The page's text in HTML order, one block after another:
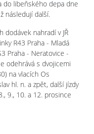
do libeňského depa dne
následují další.
nahradí v JŘ
R43 Praha - Mladá
Praha - Neratovice -
odehrává s dvojicemi
na vlacích Os
hl. n. a zpět, další jízdy
9., 10. a 12. prosince